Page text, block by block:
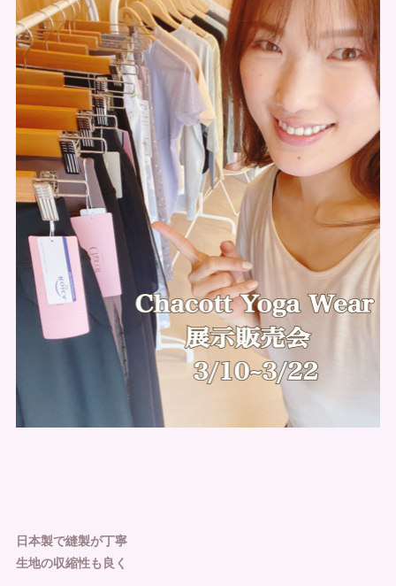
日本製で縫製が丁寧
生地の収縮性も良く